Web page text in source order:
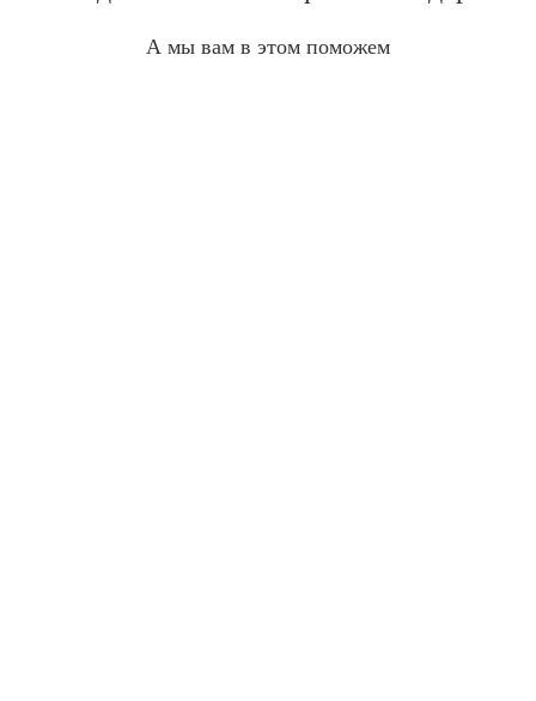
А мы вам в этом поможем